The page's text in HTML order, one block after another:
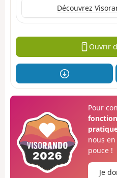
Découvrez
Ouvrir
Pour
nous
pouce !
Je